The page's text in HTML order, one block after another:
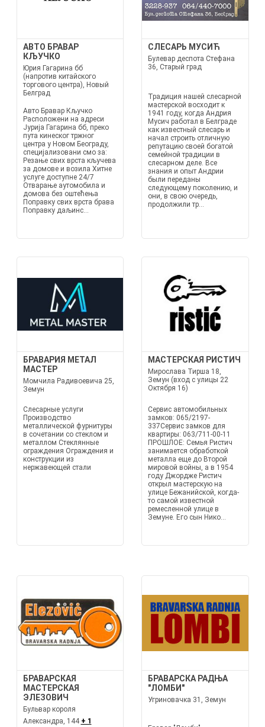
АВТО БРАВАР
КЉУЧКО
Юрия Гагарина бб
(напротив китайского
торгового центра), Новый
Белград
Авто Бравар Кључко
Расположени на адреси
Јурија Гагарина бб, преко
пута кинеског тржног
центра у Новом Београду,
специјализовани смо за:
Резање свих врста кључева
за домове и возила Хитне
услуге доступне 24/7
Отварање аутомобила и
домова без оштећења
Поправку свих врста бравa
Поправку даљинс...
СЛЕСАРЬ МУСИЋ
Булевар деспота Стефана
36, Старый град
Традиция нашей слесарной
мастерской восходит к
1941 году, когда Андрия
Мусич работал в Белграде
как известный слесарь и
начал строить отличную
репутацию своей богатой
семейной традиции в
слесарном деле. Все
знания и опыт Андрии
были переданы
следующему поколению, и
они, в свою очередь,
продолжили тр...
БРАВАРИЯ МЕТАЛ
МАСТЕР
Момчила Радивоевича 25,
Земун
Слесарные услуги
Производство
металлической фурнитуры
в сочетании со стеклом и
металлом Стеклянные
ограждения Ограждения и
конструкции из
нержавеющей стали
МАСТЕРСКАЯ РИСТИЧ
Мирослава Тирша 18,
Земун (вход с улицы 22
Октября 16)
Сервис автомобильных
замков: 065/2197-
337Сервис замков для
квартиры: 063/711-00-11
ПРОШЛОЕ: Семья Ристич
занимается обработкой
металла еще до Второй
мировой войны, а в 1954
году Джордже Ристич
открыл мастерскую на
улице Бежанийской, когда-
то самой известной
ремесленной улице в
Земунe. Его сын Нико...
БРАВАРСКАЯ
МАСТЕРСКАЯ
ЭЛЕЗОВИЧ
Бульвар короля
Александра, 144 + 1
БРАВАРСКА РАДЊА
"ЛОМБИ"
Угриновачка 31, Земун